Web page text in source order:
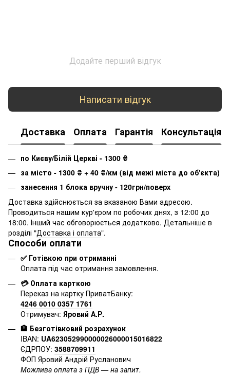
Додайте перший відгук
Написати відгук
Доставка Оплата Гарантія Консультація
по Києву/Білій Церкві - 1300 ₴
за місто - 1300 ₴ + 40 ₴/км (від межі міста до об'єкта)
занесення 1 блока вручну - 120грн/поверх
Доставка здійснюється за вказаною Вами адресою.
Проводиться нашим кур'єром по робочих днях, з 12:00 до
18:00. Інший час обговорюється додатково. Детальніше в
розділі "Доставка і оплата".
Способи оплати
✅ Готівкою при отриманні
Оплата під час отримання замовлення.
💳 Оплата карткою
Переказ на картку ПриватБанку:
4246 0010 0357 1761
Отримувач: Яровий А.Р.
🏦 Безготівковий розрахунок
IBAN: UA623052990000026000015016822
ЄДРПОУ: 3588709911
ФОП Яровий Андрій Русланович
Можлива оплата з ПДВ — на запит.